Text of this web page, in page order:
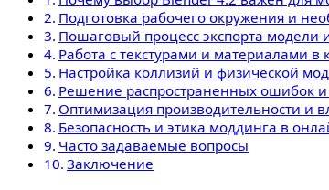
Подготовка рабочего окружения и
Пошаговый процесс экспорта модели
Работа с текстурами и материалами
Настройка коллизий и физической
Решение распространенных ошибок и
Оптимизация производительности и
Безопасность и этика моддинга в
Часто задаваемые вопросы
Заключение